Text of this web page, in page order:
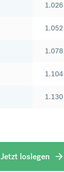
1.026
1.052
1.078
1.104
1.130
Jetzt loslegen